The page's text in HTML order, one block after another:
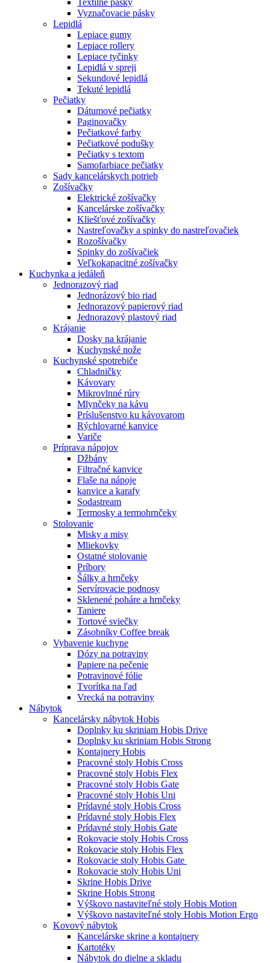
Textilné pásky
Vyznačovacie pásky
Lepidlá
Lepiace gumy
Lepiace rollery
Lepiace tyčinky
Lepidlá v spreji
Sekundové lepidlá
Tekuté lepidlá
Pečiatky
Dátumové pečiatky
Paginovačky
Pečiatkové farby
Pečiatkové podušky
Pečiatky s textom
Samofarbiace pečiatky
Sady kancelárskych potrieb
Zošívačky
Elektrické zošívačky
Kancelárske zošívačky
Kliešťové zošívačky
Nastreľovačky a spinky do nastreľovačiek
Rozošívačky
Spinky do zošívačiek
Veľkokapacitné zošívačky
Kuchynka a jedáleň
Jednorazový riad
Jednorázový bio riad
Jednorazový papierový riad
Jednorazový plastový riad
Krájanie
Dosky na krájanie
Kuchynské nože
Kuchynské spotrebiče
Chladničky
Kávovary
Mikrovlnné rúry
Mlynčeky na kávu
Príslušenstvo ku kávovarom
Rýchlovarné kanvice
Variče
Príprava nápojov
Džbány
Filtračné kanvice
Flaše na nápoje
kanvice a karafy
Sodastream
Termosky a termohrnčeky
Stolovanie
Misky a misy
Mliekovky
Ostatné stolovanie
Príbory
Šálky a hrnčeky
Servírovacie podnosy
Sklenené poháre a hrnčeky
Taniere
Tortové sviečky
Zásobníky Coffee break
Vybavenie kuchyne
Dózy na potraviny
Papiere na pečenie
Potravinové fólie
Tvorítka na ľad
Vrecká na potraviny
Nábytok
Kancelársky nábytok Hobis
Doplnky ku skriniam Hobis Drive
Doplnky ku skriniam Hobis Strong
Kontajnery Hobis
Pracovné stoly Hobis Cross
Pracovné stoly Hobis Flex
Pracovné stoly Hobis Gate
Pracovné stoly Hobis Uni
Prídavné stoly Hobis Cross
Prídavné stoly Hobis Flex
Prídavné stoly Hobis Gate
Rokovacie stoly Hobis Cross
Rokovacie stoly Hobis Flex
Rokovacie stoly Hobis Gate
Rokovacie stoly Hobis Uni
Skrine Hobis Drive
Skrine Hobis Strong
Výškovo nastaviteľné stoly Hobis Motion
Výškovo nastaviteľné stoly Hobis Motion Ergo
Kovový nábytok
Kancelárske skrine a kontajnery
Kartotéky
Nábytok do dielne a skladu